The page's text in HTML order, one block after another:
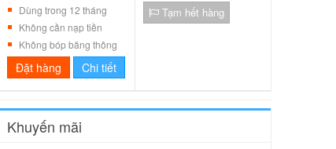
Dùng trong 12 tháng
Không cần nạp tiền
Không bóp băng thông
Đặt hàng Chi tiết
Tạm hết hàng
Khuyến mãi